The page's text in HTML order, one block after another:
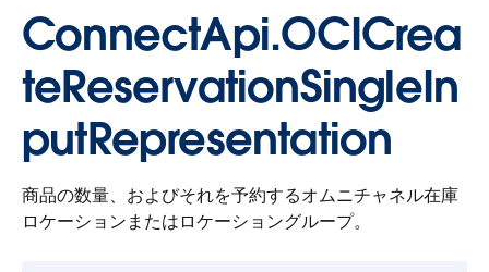
ConnectApi.OCICrea
teReservationSingleIn
putRepresentation
商品の数量、およびそれを予約するオムニチャネル在庫
ロケーションまたはロケーショングループ。